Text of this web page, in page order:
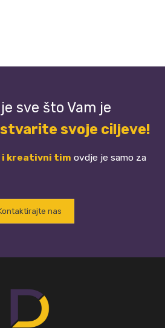
sve što Vam je
svoje ciljeve!
i kreativni tim ovdje je samo za
nas